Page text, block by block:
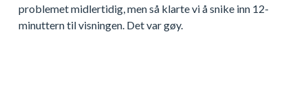
problemet midlertidig, men så klarte vi å snike inn 12-
minuttern til visningen. Det var gøy.